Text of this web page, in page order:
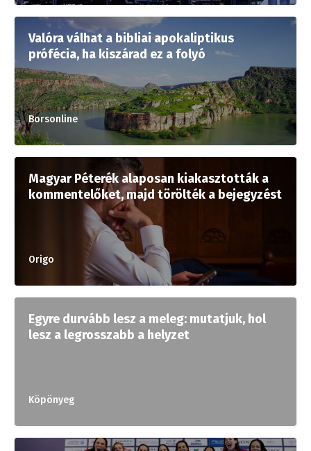
Valóra válhat a bibliai apokaliptikus
prófécia, ha kiszárad ez a folyó
Borsonline
Magyar Péterék alaposan kiakasztották a
kommentelőket, majd törölték a bejegyzést
Origo
Egyre durvább lesz a meleg: mutatjuk, hol
lesz a legrosszabb a helyzet
Köpönyeg